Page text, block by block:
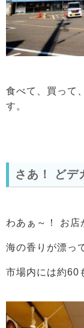
食べて、買って
す。
さあ！ どデ
わあぁ～！ お店
海の香りが漂っ
市場内には約60